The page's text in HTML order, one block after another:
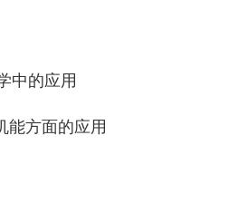
中的应用
能方面的应用